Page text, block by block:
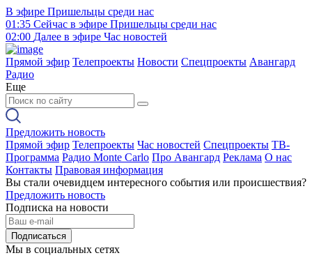
В эфире Пришельцы среди нас
01:35 Сейчас в эфире Пришельцы среди нас
02:00 Далее в эфире Час новостей
Прямой эфир Телепроекты Новости Спецпроекты Авангард
Радио
Еще
Предложить новость
Прямой эфир Телепроекты Час новостей Спецпроекты ТВ-
Программа Радио Monte Carlo Про Авангард Реклама О нас
Контакты Правовая информация
Вы стали очевидцем интересного события или происшествия?
Предложить новость
Подписка на новости
Подписаться
Мы в социальных сетях